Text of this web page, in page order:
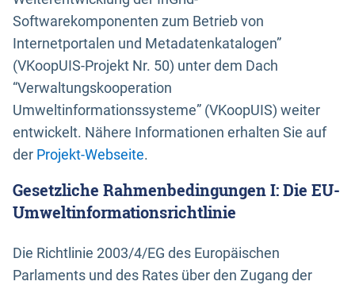
Softwarekomponenten zum Betrieb von
Internetportalen und Metadatenkatalogen”
(VKoopUIS-Projekt Nr. 50) unter dem Dach
“Verwaltungskooperation
Umweltinformationssysteme” (VKoopUIS) weiter
entwickelt. Nähere Informationen erhalten Sie auf
der Projekt-Webseite.
Gesetzliche Rahmenbedingungen I: Die EU-
Umweltinformationsrichtlinie
Die Richtlinie 2003/4/EG des Europäischen
Parlaments und des Rates über den Zugang der